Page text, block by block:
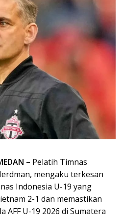
– Pelatih Timnas
mengaku terkesan
Indonesia U-19 yang
2-1 dan memastikan
AFF U-19 2026 di Sumatera